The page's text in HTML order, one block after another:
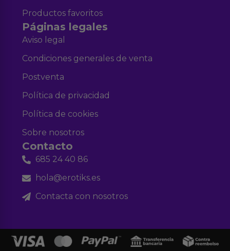
Productos favoritos
Páginas legales
Aviso legal
Condiciones generales de venta
Postventa
Política de privacidad
Política de cookies
Sobre nosotros
Contacto
685 24 40 86
hola@erotiks.es
Contacta con nosotros